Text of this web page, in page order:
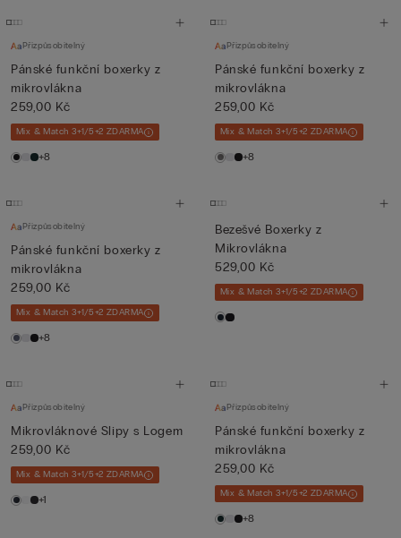
Přizpůsobitelný
Pánské funkční boxerky z
mikrovlákna
259,00 Kč
Mix & Match 3+1/5+2 ZDARMA
+8
Přizpůsobitelný
Pánské funkční boxerky z
mikrovlákna
259,00 Kč
Mix & Match 3+1/5+2 ZDARMA
+8
Přizpůsobitelný
Pánské funkční boxerky z
mikrovlákna
259,00 Kč
Mix & Match 3+1/5+2 ZDARMA
+8
Bezešvé Boxerky z
Mikrovlákna
529,00 Kč
Mix & Match 3+1/5+2 ZDARMA
Přizpůsobitelný
Mikrovláknové Slipy s Logem
259,00 Kč
Mix & Match 3+1/5+2 ZDARMA
+1
Přizpůsobitelný
Pánské funkční boxerky z
mikrovlákna
259,00 Kč
Mix & Match 3+1/5+2 ZDARMA
+8